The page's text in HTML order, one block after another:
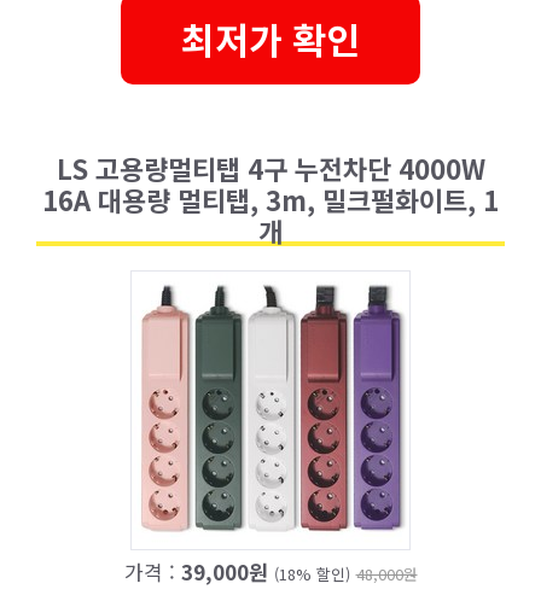
최저가 확인
LS 고용량멀티탭 4구 누전차단 4000W
16A 대용량 멀티탭, 3m, 밀크펄화이트, 1
개
가격 : 39,000원 (18% 할인) 48,000원